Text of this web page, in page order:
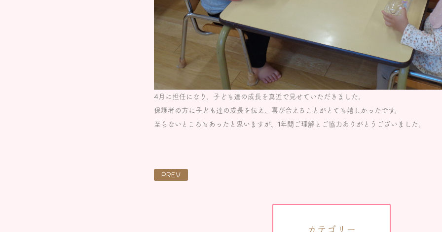
4月に担任になり、子ども達の成長を真近で見せていただきました。
保護者の方に子ども達の成長を伝え、喜び合えることがとても嬉しかったです。
至らないところもあったと思いますが、1年間ご理解とご協力ありがとうございました。
PREV